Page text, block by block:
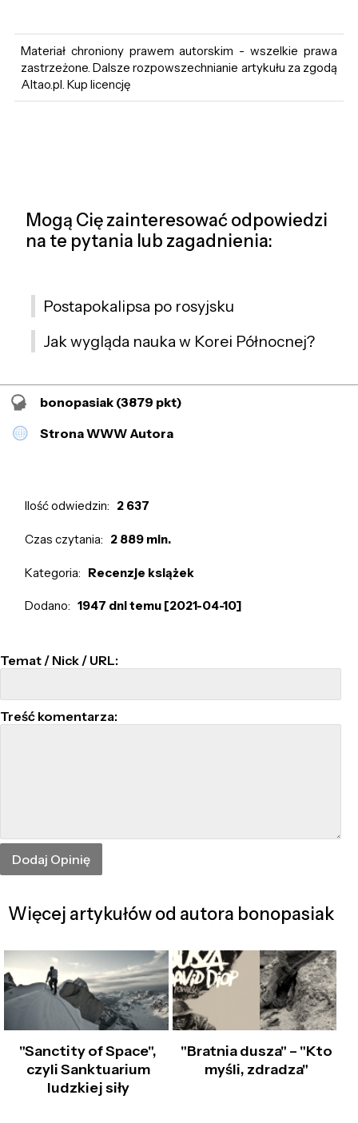
Materiał chroniony prawem autorskim - wszelkie prawa
zastrzeżone. Dalsze rozpowszechnianie artykułu za zgodą
Altao.pl. Kup licencję
Mogą Cię zainteresować odpowiedzi
na te pytania lub zagadnienia:
Postapokalipsa po rosyjsku
Jak wygląda nauka w Korei Północnej?
bonopasiak (3879 pkt)
Strona WWW Autora
Ilość odwiedzin: 2 637
Czas czytania: 2 889 min.
Kategoria: Recenzje książek
Dodano: 1947 dni temu [2021-04-10]
Temat / Nick / URL:
Treść komentarza:
Więcej artykułów od autora bonopasiak
"Sanctity of Space",
czyli Sanktuarium
ludzkiej siły
"Bratnia dusza" – "Kto
myśli, zdradza"